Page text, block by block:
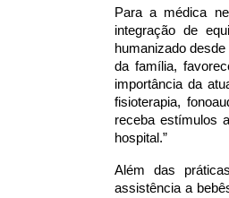
Para a médica
integração de
humanizado
da família,
importância da
fisioterapia,
receba estímulos
hospital.”
Além das
assistência a